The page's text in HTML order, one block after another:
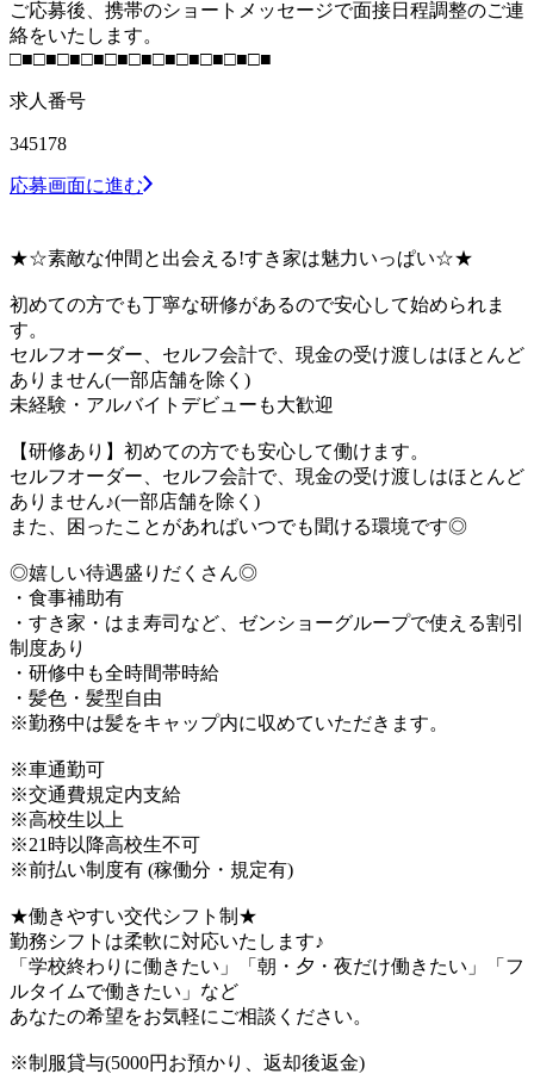
ご応募後、携帯のショートメッセージで面接日程調整のご連
絡をいたします。
□■□■□■□■□■□■□■□■□■□■□■
求人番号
345178
応募画面に進む
★☆素敵な仲間と出会える!すき家は魅力いっぱい☆★
初めての方でも丁寧な研修があるので安心して始められま
す。
セルフオーダー、セルフ会計で、現金の受け渡しはほとんど
ありません(一部店舗を除く)
未経験・アルバイトデビューも大歓迎
【研修あり】初めての方でも安心して働けます。
セルフオーダー、セルフ会計で、現金の受け渡しはほとんど
ありません♪(一部店舗を除く)
また、困ったことがあればいつでも聞ける環境です◎
◎嬉しい待遇盛りだくさん◎
・食事補助有
・すき家・はま寿司など、ゼンショーグループで使える割引
制度あり
・研修中も全時間帯時給
・髪色・髪型自由
※勤務中は髪をキャップ内に収めていただきます。
※車通勤可
※交通費規定内支給
※高校生以上
※21時以降高校生不可
※前払い制度有 (稼働分・規定有)
★働きやすい交代シフト制★
勤務シフトは柔軟に対応いたします♪
「学校終わりに働きたい」「朝・夕・夜だけ働きたい」「フ
ルタイムで働きたい」など
あなたの希望をお気軽にご相談ください。
※制服貸与(5000円お預かり、返却後返金)